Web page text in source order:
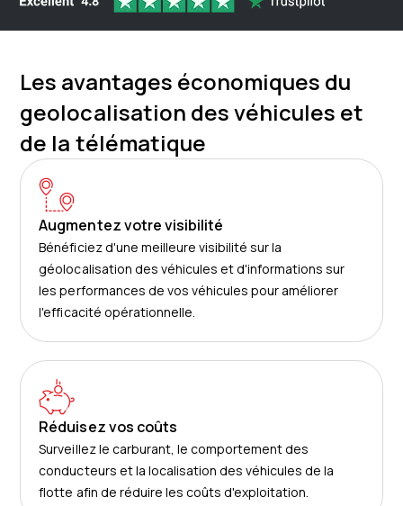
Les avantages économiques du
geolocalisation des véhicules et
de la télématique
Augmentez votre visibilité
Bénéficiez d'une meilleure visibilité sur la
géolocalisation des véhicules et d'informations sur
les performances de vos véhicules pour améliorer
l'efficacité opérationnelle.
Réduisez vos coûts
Surveillez le carburant, le comportement des
conducteurs et la localisation des véhicules de la
flotte afin de réduire les coûts d'exploitation.